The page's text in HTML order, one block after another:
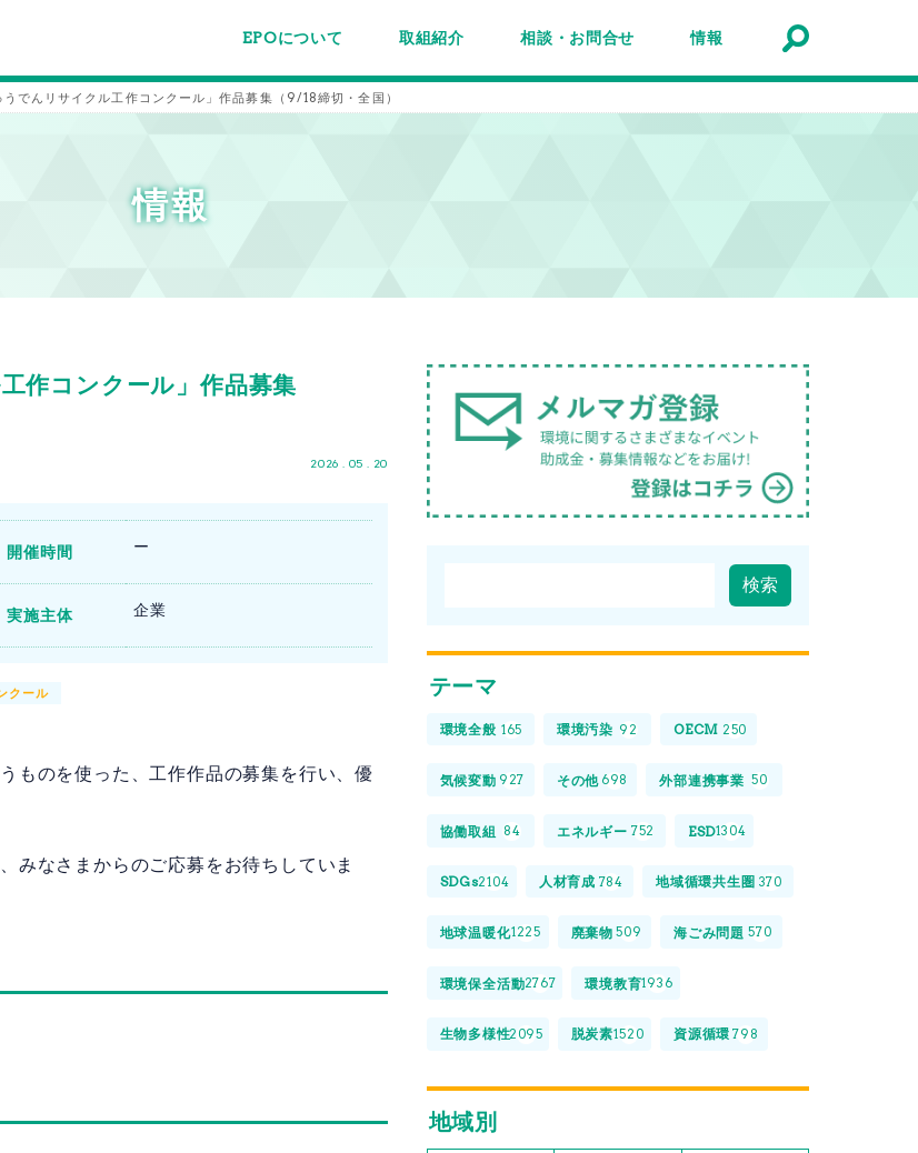
EPOについて
EPOちゅうごくについて
事業内容
スタッフ紹介
施設案内/利用案内
取組紹介
パートナーシップ紹介
主催事業報告
各種事例
メールマガジン
メルマガ登録
相談・お問合せ 情報
でんリサイクル工作コンクール」作品募集（9/18締切・全国）
情報
作コンクール」作品募集
2026 . 05 . 20
開催時間 ー
実施主体 企業
クール
ものを使った、工作作品の募集を行い、優
みなさまからのご応募をお待ちしていま
テーマ
環境全般 165 環境汚染 92 OECM 250
気候変動 927 その他 698 外部連携事業 50
協働取組 84 エネルギー 752 ESD1304
SDGs2104 人材育成 784 地域循環共生圏 370
地球温暖化1225 廃棄物 509 海ごみ問題 570
環境保全活動2767 環境教育1936
生物多様性2095 脱炭素1520 資源循環 798
地域別